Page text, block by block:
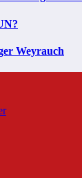
Weyrauch